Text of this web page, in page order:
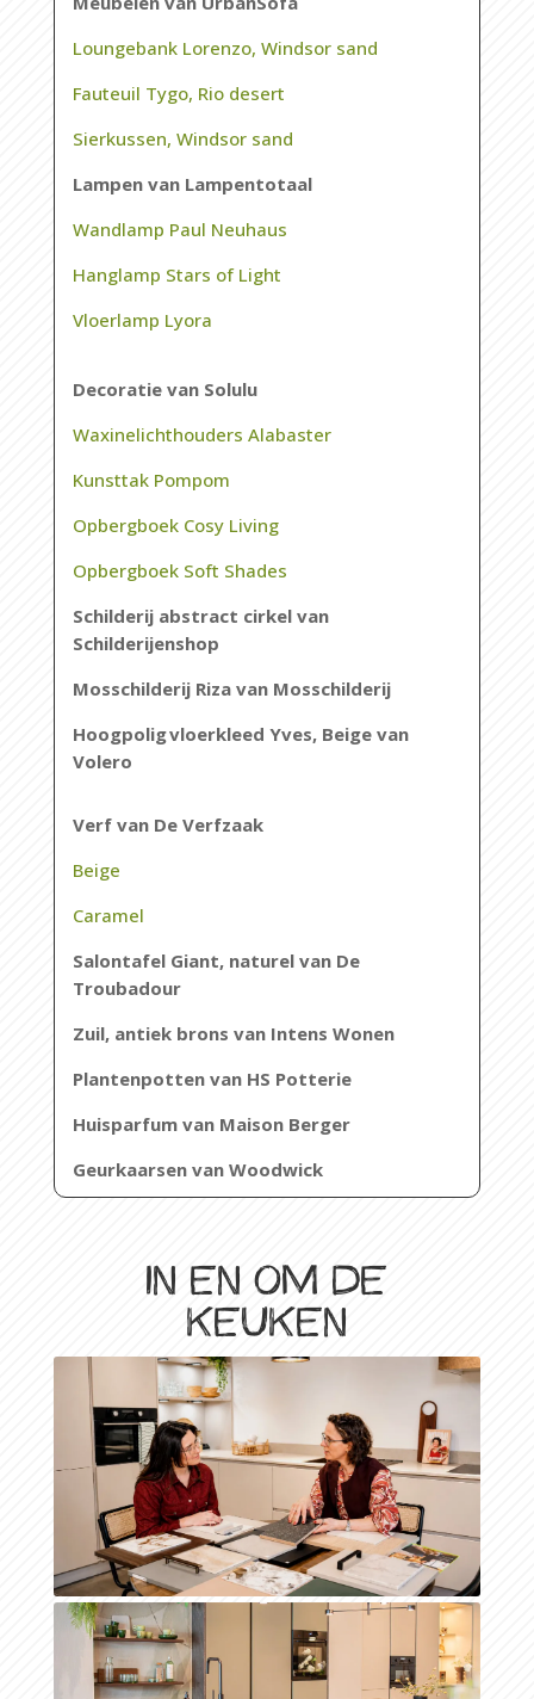
Loungebank Lorenzo, Windsor sand
Fauteuil Tygo, Rio desert
Sierkussen, Windsor sand
Lampen van Lampentotaal
Wandlamp Paul Neuhaus
Hanglamp Stars of Light
Vloerlamp Lyora
Decoratie van Solulu
Waxinelichthouders Alabaster
Kunsttak Pompom
Opbergboek Cosy Living
Opbergboek Soft Shades
Schilderij abstract cirkel van
Schilderijenshop
Mosschilderij Riza van Mosschilderij
Hoogpolig vloerkleed Yves, Beige van
Volero
Verf van De Verfzaak
Beige
Caramel
Salontafel Giant, naturel van De
Troubadour
Zuil, antiek brons van Intens Wonen
Plantenpotten van HS Potterie
Huisparfum van Maison Berger
Geurkaarsen van Woodwick
In en om de
keuken